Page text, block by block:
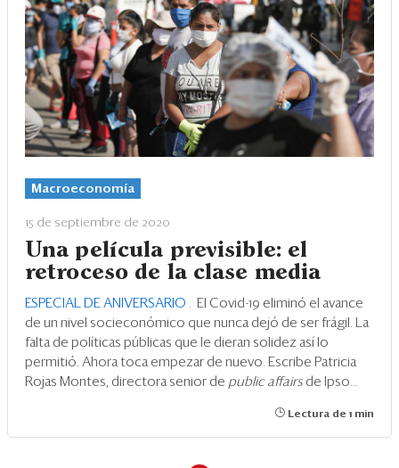
Macroeconomía
15 de septiembre de 2020
Una película previsible: el
retroceso de la clase media
ESPECIAL DE ANIVERSARIO . El Covid-19 eliminó el avance
de un nivel socieconómico que nunca dejó de ser frágil. La
falta de políticas públicas que le dieran solidez así lo
permitió. Ahora toca empezar de nuevo. Escribe Patricia
Rojas Montes, directora senior de public affairs de Ipso...
Lectura de 1 min